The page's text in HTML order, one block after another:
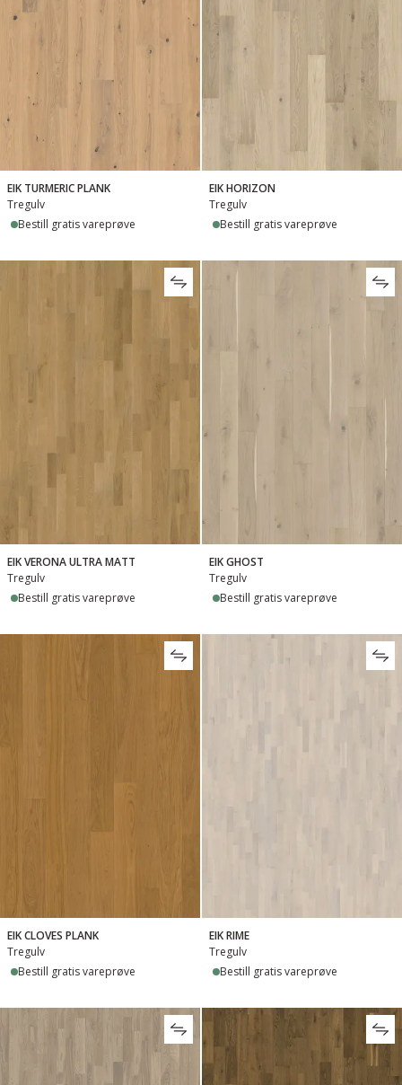
EIK TURMERIC PLANK
Tregulv
Bestill gratis vareprøve
EIK HORIZON
Tregulv
Bestill gratis vareprøve
EIK VERONA ULTRA MATT
Tregulv
Bestill gratis vareprøve
EIK GHOST
Tregulv
Bestill gratis vareprøve
EIK CLOVES PLANK
Tregulv
Bestill gratis vareprøve
EIK RIME
Tregulv
Bestill gratis vareprøve